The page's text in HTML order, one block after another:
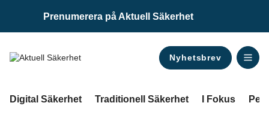
Prenumerera på Aktuell Säkerhet
Nyhetsbrev
Digital Säkerhet Traditionell Säkerhet I Fokus